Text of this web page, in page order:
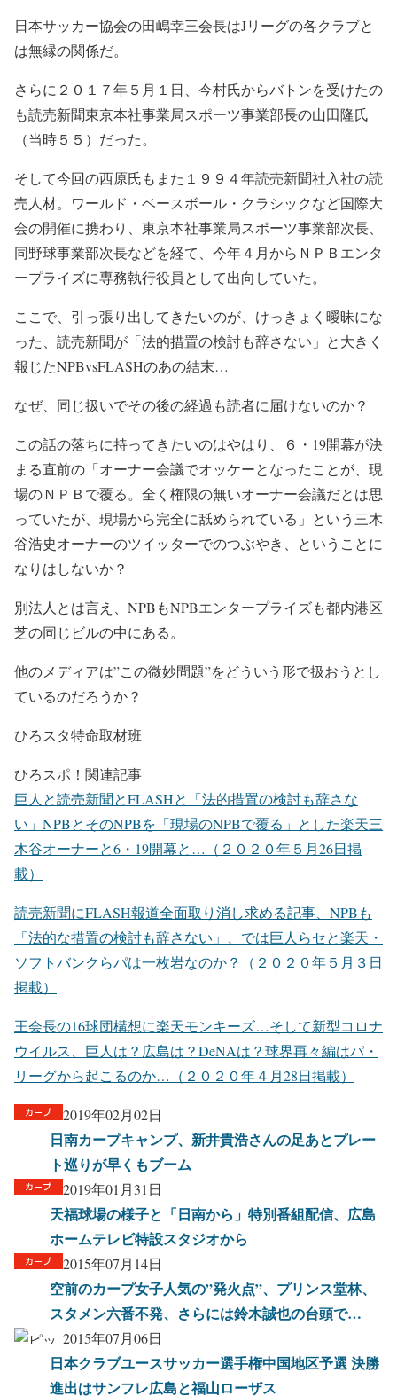
日本サッカー協会の田嶋幸三会長はJリーグの各クラブと
は無縁の関係だ。
さらに２０１７年５月１日、今村氏からバトンを受けたの
も読売新聞東京本社事業局スポーツ事業部長の山田隆氏
（当時５５）だった。
そして今回の西原氏もまた１９９４年読売新聞社入社の読
売人材。ワールド・ベースボール・クラシックなど国際大
会の開催に携わり、東京本社事業局スポーツ事業部次長、
同野球事業部次長などを経て、今年４月からＮＰＢエンタ
ープライズに専務執行役員として出向していた。
ここで、引っ張り出してきたいのが、けっきょく曖昧にな
った、読売新聞が「法的措置の検討も辞さない」と大きく
報じたNPBvsFLASHのあの結末…
なぜ、同じ扱いでその後の経過も読者に届けないのか？
この話の落ちに持ってきたいのはやはり、６・19開幕が決
まる直前の「オーナー会議でオッケーとなったことが、現
場のＮＰＢで覆る。全く権限の無いオーナー会議だとは思
っていたが、現場から完全に舐められている」という三木
谷浩史オーナーのツイッターでのつぶやき、ということに
なりはしないか？
別法人とは言え、NPBもNPBエンタープライズも都内港区
芝の同じビルの中にある。
他のメディアは”この微妙問題”をどういう形で扱おうとし
ているのだろうか？
ひろスタ特命取材班
ひろスポ！関連記事
巨人と読売新聞とFLASHと「法的措置の検討も辞さな
い」NPBとそのNPBを「現場のNPBで覆る」とした楽天三
木谷オーナーと6・19開幕と…（２０２０年５月26日掲
載）
読売新聞にFLASH報道全面取り消し求める記事、NPBも
「法的な措置の検討も辞さない」、では巨人らセと楽天・
ソフトバンクらパは一枚岩なのか？（２０２０年５月３日
掲載）
王会長の16球団構想に楽天モンキーズ…そして新型コロナ
ウイルス、巨人は？広島は？DeNAは？球界再々編はパ・
リーグから起こるのか…（２０２０年４月28日掲載）
2019年02月02日
日南カープキャンプ、新井貴浩さんの足あとプレー
ト巡りが早くもブーム
2019年01月31日
天福球場の様子と「日南から」特別番組配信、広島
ホームテレビ特設スタジオから
2015年07月14日
空前のカープ女子人気の”発火点”、プリンス堂林、
スタメン六番不発、さらには鈴木誠也の台頭で…
2015年07月06日
日本クラブユースサッカー選手権中国地区予選 決勝
進出はサンフレ広島と福山ローザス